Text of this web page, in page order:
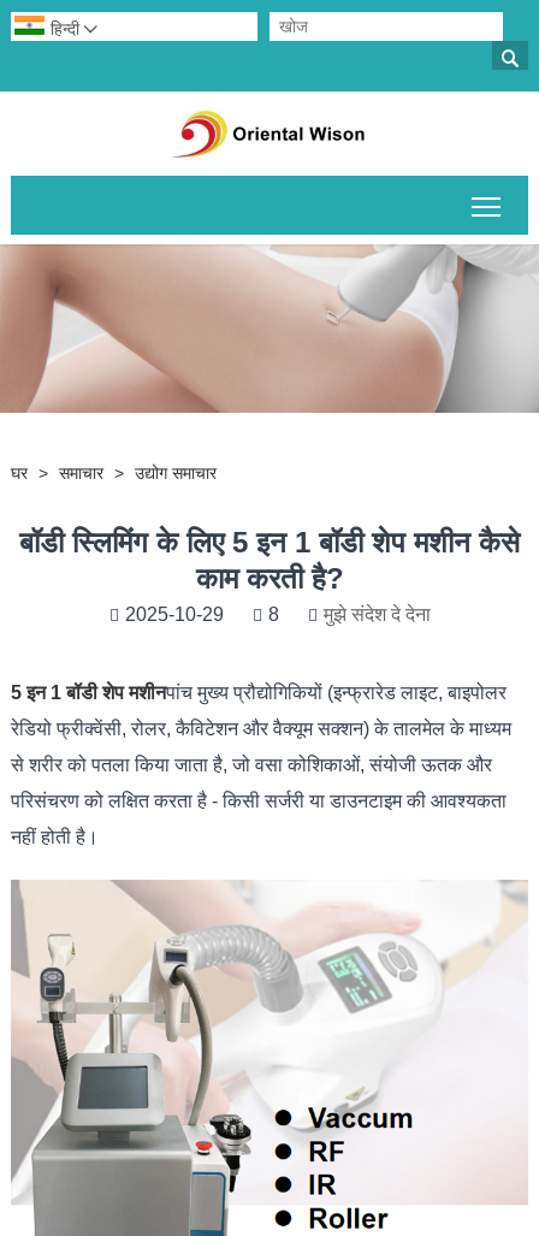

हिन्दी 
घर > समाचार > उद्योग समाचार
बॉडी स्लिमिंग के लिए 5 इन 1 बॉडी शेप मशीन कैसे
काम करती है?
2025-10-29 8 मुझे संदेश दे देना
5 इन 1 बॉडी शेप मशीनपांच मुख्य प्रौद्योगिकियों (इन्फ्रारेड लाइट, बाइपोलर
रेडियो फ्रीक्वेंसी, रोलर, कैविटेशन और वैक्यूम सक्शन) के तालमेल के माध्यम
से शरीर को पतला किया जाता है, जो वसा कोशिकाओं, संयोजी ऊतक और
परिसंचरण को लक्षित करता है - किसी सर्जरी या डाउनटाइम की आवश्यकता
नहीं होती है।